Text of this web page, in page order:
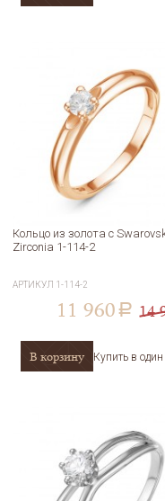
Кольцо из золота с
Zirconia 1-114-2
АРТИКУЛ 1-114-2
11 960 a 14
В корзину Купить в